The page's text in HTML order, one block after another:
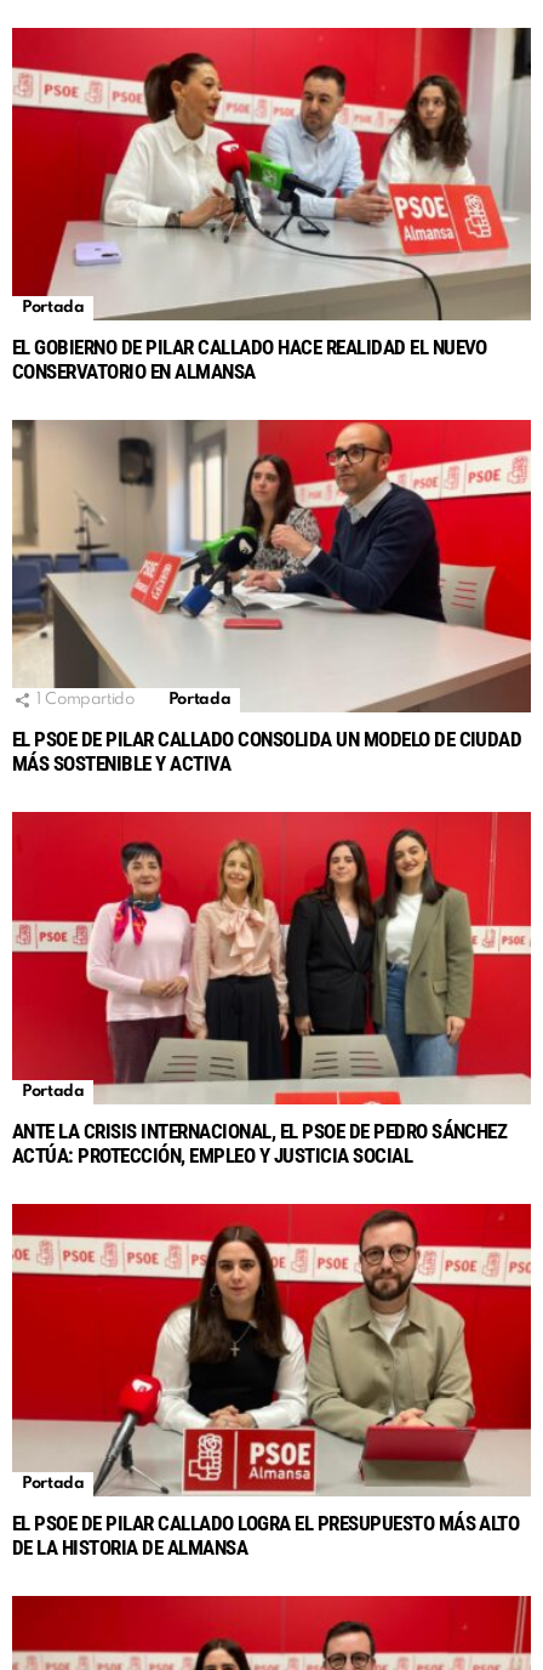
Portada
EL GOBIERNO DE PILAR CALLADO HACE REALIDAD EL NUEVO
CONSERVATORIO EN ALMANSA
Compartido Portada
EL PSOE DE PILAR CALLADO CONSOLIDA UN MODELO DE CIUDAD
MÁS SOSTENIBLE Y ACTIVA
Portada
ANTE LA CRISIS INTERNACIONAL, EL PSOE DE PEDRO SÁNCHEZ
ACTÚA: PROTECCIÓN, EMPLEO Y JUSTICIA SOCIAL
Portada
EL PSOE DE PILAR CALLADO LOGRA EL PRESUPUESTO MÁS ALTO
DE LA HISTORIA DE ALMANSA